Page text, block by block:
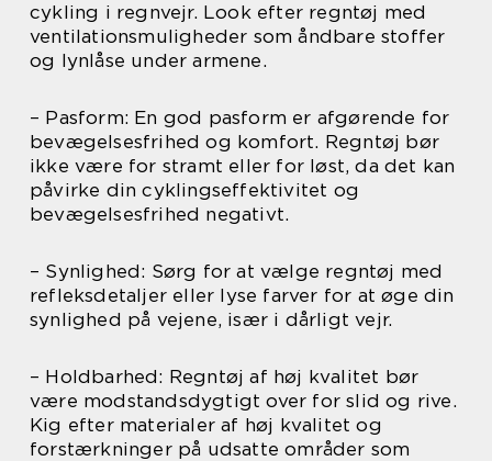
cykling i regnvejr. Look efter regntøj med
ventilationsmuligheder som åndbare stoffer
og lynlåse under armene.
– Pasform: En god pasform er afgørende for
bevægelsesfrihed og komfort. Regntøj bør
ikke være for stramt eller for løst, da det kan
påvirke din cyklingseffektivitet og
bevægelsesfrihed negativt.
– Synlighed: Sørg for at vælge regntøj med
refleksdetaljer eller lyse farver for at øge din
synlighed på vejene, især i dårligt vejr.
– Holdbarhed: Regntøj af høj kvalitet bør
være modstandsdygtigt over for slid og rive.
Kig efter materialer af høj kvalitet og
forstærkninger på udsatte områder som